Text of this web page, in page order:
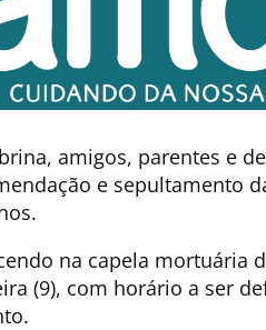
amigos, parentes e
e sepultamento
na capela mortuária
(9), com horário a ser